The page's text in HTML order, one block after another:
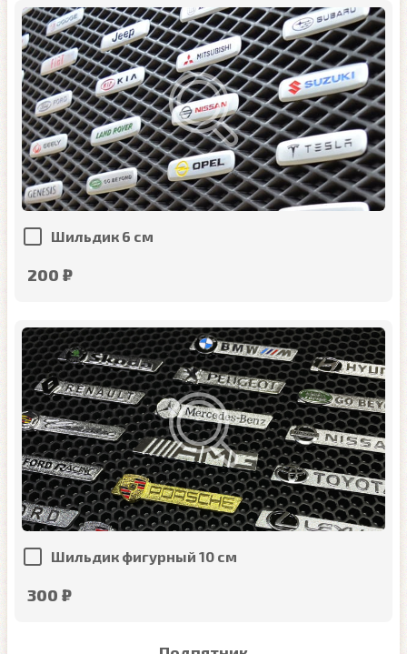
Шильдик 6 см
200 ₽
Шильдик фигурный 10 см
300 ₽